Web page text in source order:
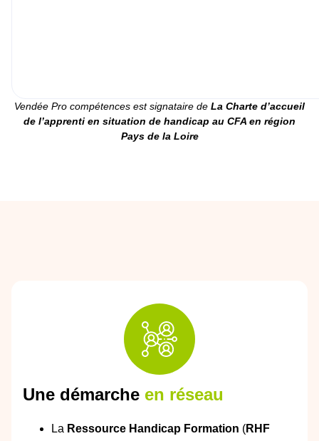
Vendée Pro compétences est signataire de La Charte d’accueil
de l’apprenti en situation de handicap au CFA en région
Pays de la Loire
Une démarche en réseau
La Ressource Handicap Formation (RHF